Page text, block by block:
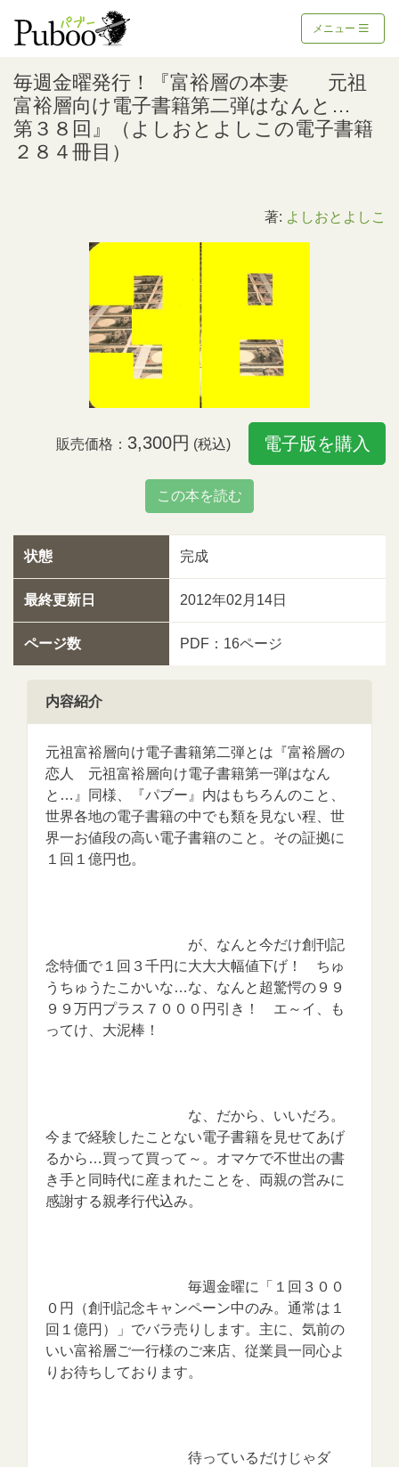
メニュー
毎週金曜発行！『富裕層の本妻 元祖
富裕層向け電子書籍第二弾はなんと…
第３８回』（よしおとよしこの電子書籍
２８４冊目）
著: よしおとよしこ
販売価格： 3,300円 (税込) 電子版を購入
この本を読む
状態 完成
最終更新日 2012年02月14日
ページ数 PDF：16ページ
内容紹介
元祖富裕層向け電子書籍第二弾とは『富裕層の
恋人 元祖富裕層向け電子書籍第一弾はなん
と…』同様、『パブー』内はもちろんのこと、
世界各地の電子書籍の中でも類を見ない程、世
界一お値段の高い電子書籍のこと。その証拠に
１回１億円也。
が、なんと今だけ創刊記
念特価で１回３千円に大大大幅値下げ！ ちゅ
うちゅうたこかいな…な、なんと超驚愕の９９
９９万円プラス７０００円引き！ エ～イ、も
ってけ、大泥棒！
な、だから、いいだろ。
今まで経験したことない電子書籍を見せてあげ
るから…買って買って～。オマケで不世出の書
き手と同時代に産まれたことを、両親の営みに
感謝する親孝行代込み。
毎週金曜に「１回３００
０円（創刊記念キャンペーン中のみ。通常は１
回１億円）」でバラ売りします。主に、気前の
いい富裕層ご一行様のご来店、従業員一同心よ
りお待ちしております。
待っているだけじゃダ